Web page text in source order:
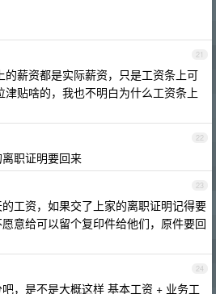
21
的薪资都是实际薪资，只是工资条上可
津贴啥的，我也不明白为什么工资条上
22
职证明要回来
23
工资，如果交了上家的离职证明记得要
意给可以留个复印件给他们，原件要回
24
，是不是大概这样 基本工资 + 业务工